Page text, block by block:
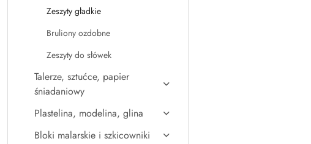
Zeszyty gładkie
Bruliony ozdobne
Zeszyty do słówek
Talerze, sztućce, papier
śniadaniowy
Plastelina, modelina, glina
Bloki malarskie i szkicowniki